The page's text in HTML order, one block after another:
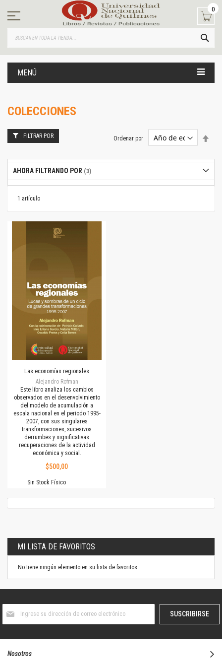
contenido
0
MENÚ
COLECCIONES
1 artículo
Ordenar por
Las economías regionales
Alejandro Rofman
Este libro analiza los cambios
observados en el desenvolvimiento
del modelo de acumulación a
escala nacional en el periodo 1995-
2007, con sus singulares
transformaciones, sucesivos
derrumbes y significativas
recuperaciones de la actividad
económica y social.
$500,00
Sin Stock Físico
FILTRAR POR
AHORA FILTRANDO POR
MI LISTA DE FAVORITOS
No tiene ningún elemento en su lista de favoritos.
boletín
SUSCRIBIRSE
Nosotros